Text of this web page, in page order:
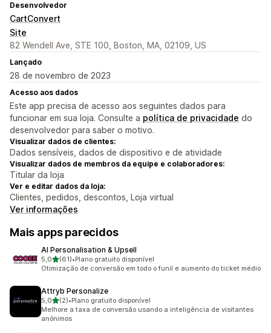
Desenvolvedor
CartConvert
Site
82 Wendell Ave, STE 100, Boston, MA, 02109, US
Lançado
28 de novembro de 2023
Acesso aos dados
Este app precisa de acesso aos seguintes dados para
funcionar em sua loja. Consulte a política de privacidade do
desenvolvedor para saber o motivo.
Visualizar dados de clientes:
Dados sensíveis, dados de dispositivo e de atividade
Visualizar dados de membros da equipe e colaboradores:
Titular da loja
Ver e editar dados da loja:
Clientes, pedidos, descontos, Loja virtual
Ver informações
Mais apps parecidos
AI Personalisation & Upsell
5,0de 5 estrelas
(61)
61 avaliações ao todo
•Plano gratuito disponível
Otimização de conversão em todo o funil e aumento do ticket médio
Attryb Personalize
5,0de 5 estrelas
(2)
2 avaliações ao todo
•Plano gratuito disponível
Melhore a taxa de conversão usando a inteligência de visitantes
anônimos